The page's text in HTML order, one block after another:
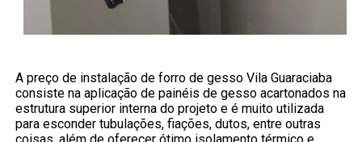
A preço de instalação de forro de gesso Vila Guaraciaba
consiste na aplicação de painéis de gesso acartonados na
estrutura superior interna do projeto e é muito utilizada
para esconder tubulações, fiações, dutos, entre outras